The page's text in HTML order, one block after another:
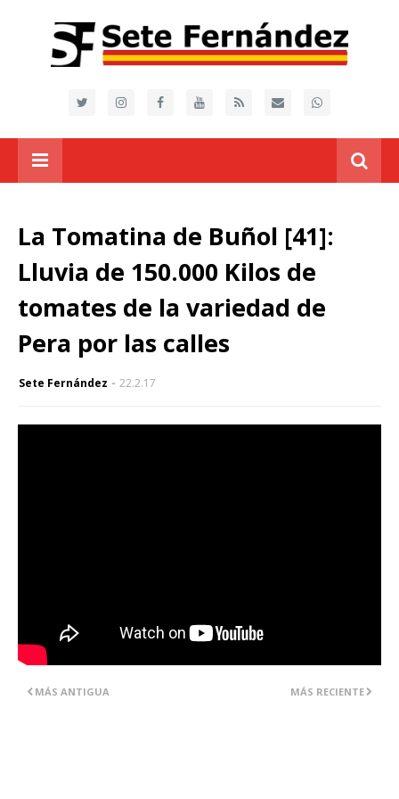
La Tomatina de Buñol [41]:
Lluvia de 150.000 Kilos de
tomates de la variedad de
Pera por las calles
Sete Fernández 22.2.17
MÁS RECIENTE
MÁS ANTIGUA